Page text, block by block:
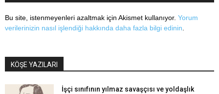
Bu site, istenmeyenleri azaltmak için Akismet kullanıyor. Yorum
verilerinizin nasıl işlendiği hakkında daha fazla bilgi edinin.
KÖŞE YAZILARI
İşçi sınıfının yılmaz savaşçısı ve yoldaşlık